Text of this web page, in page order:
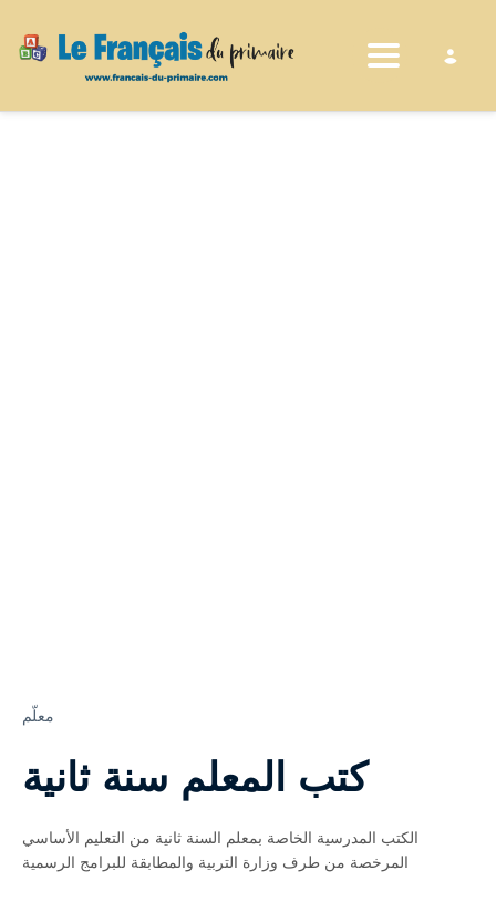
Toggle
معلّم
كتب المعلم سنة ثانية
الكتب المدرسية الخاصة بمعلم السنة ثانية من التعليم الأساسي
المرخصة من طرف وزارة التربية والمطابقة للبرامج الرسمية